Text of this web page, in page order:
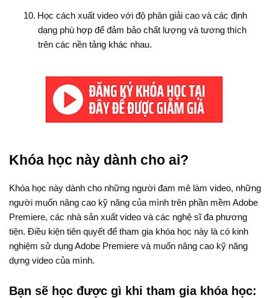
10. Học cách xuất video với độ phân giải cao và các định
dạng phù hợp để đảm bảo chất lượng và tương thích
trên các nền tảng khác nhau.
Khóa học này dành cho ai?
Khóa học này dành cho những người đam mê làm video, những
người muốn nâng cao kỹ năng của mình trên phần mềm Adobe
Premiere, các nhà sản xuất video và các nghệ sĩ đa phương
tiện. Điều kiện tiên quyết để tham gia khóa học này là có kinh
nghiệm sử dụng Adobe Premiere và muốn nâng cao kỹ năng
dựng video của mình.
Bạn sẽ học được gì khi tham gia khóa học: